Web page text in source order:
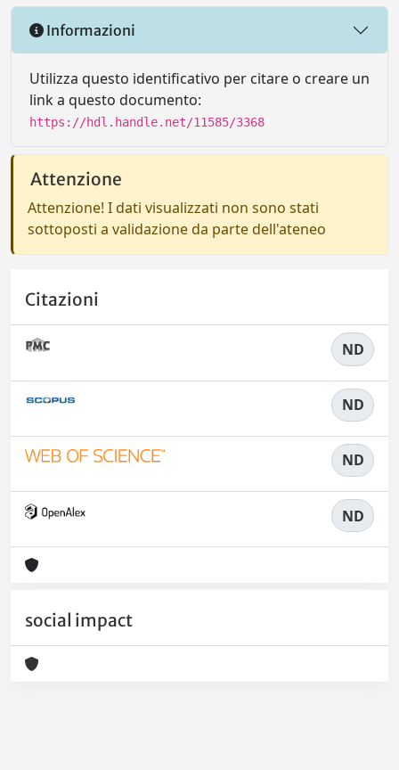
Informazioni
Utilizza questo identificativo per citare o creare un
link a questo documento:
https://hdl.handle.net/11585/3368
Attenzione
Attenzione! I dati visualizzati non sono stati
sottoposti a validazione da parte dell'ateneo
Citazioni
ND
ND
ND
ND
social impact